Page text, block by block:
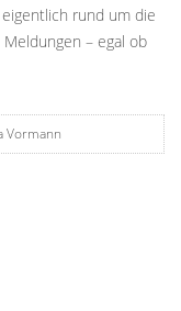
rund um die
– egal ob
Vormann